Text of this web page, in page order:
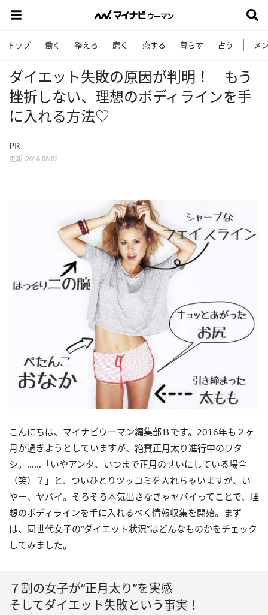
トップ 働く 整える 磨く 恋する 暮らす 占う メ
ダイエット失敗の原因が判明！ もう
挫折しない、理想のボディラインを手
に入れる方法♡
PR
更新: 2016.08.02
こんにちは、マイナビウーマン編集部Ｂです。2016年も２ヶ
月が過ぎようとしていますが、絶賛正月太り進行中のワタ
シ。……「いやアンタ、いつまで正月のせいにしている場合
（笑）？」と、ついひとりツッコミを入れちゃいますが、い
やー、ヤバイ。そろそろ本気出さなきゃヤバイってことで、理
想のボディラインを手に入れるべく情報収集を開始。まず
は、同世代女子の“ダイエット状況”はどんなものかをチェック
してみました。
７割の女子が“正月太り”を実感
そしてダイエット失敗という事実！